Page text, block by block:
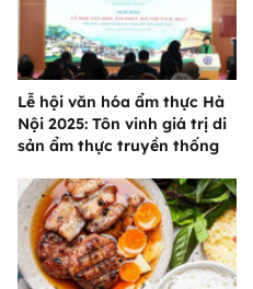
Lễ hội văn hóa ẩm thực Hà
Nội 2025: Tôn vinh giá trị di
sản ẩm thực truyền thống